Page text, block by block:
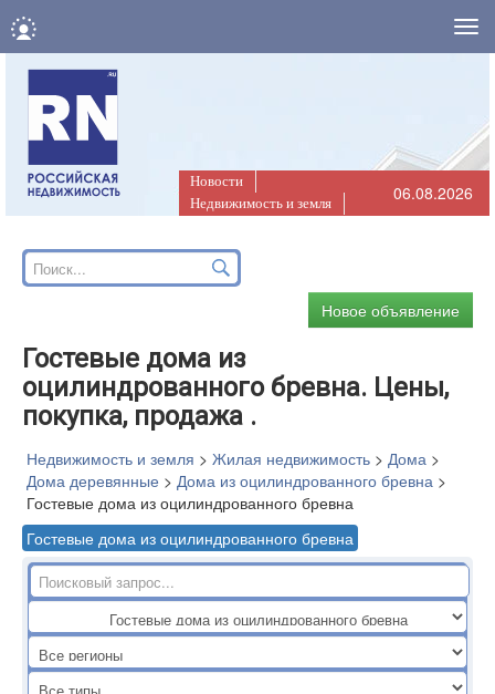
Новости
Недвижимость и земля
06.08.2026
Новое объявление
Гостевые дома из
оцилиндрованного бревна. Цены,
покупка, продажа .
Недвижимость и земля > Жилая недвижимость > Дома >
Дома деревянные > Дома из оцилиндрованного бревна >
Гостевые дома из оцилиндрованного бревна
Гостевые дома из оцилиндрованного бревна